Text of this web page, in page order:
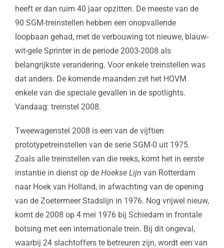
heeft er dan ruim 40 jaar opzitten. De meeste van de
90 SGM-treinstellen hebben een onopvallende
loopbaan gehad, met de verbouwing tot nieuwe, blauw-
wit-gele Sprinter in de periode 2003-2008 als
belangrijkste verandering. Voor enkele treinstellen was
dat anders. De komende maanden zet het HOVM
enkele van die speciale gevallen in de spotlights.
Vandaag: treinstel 2008.
Tweewagenstel 2008 is een van de vijftien
prototypetreinstellen van de serie SGM-0 uit 1975.
Zoals alle treinstellen van die reeks, komt het in eerste
instantie in dienst op de Hoekse Lijn van Rotterdam
naar Hoek van Holland, in afwachting van de opening
van de Zoetermeer Stadslijn in 1976. Nog vrijwel nieuw,
komt de 2008 op 4 mei 1976 bij Schiedam in frontale
botsing met een internationale trein. Bij dit ongeval,
waarbij 24 slachtoffers te betreuren zijn, wordt een van